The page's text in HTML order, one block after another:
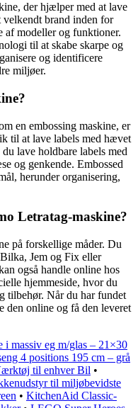
der hjælper med at lave
brand inden for
af modeller og funktioner.
til at skabe skarpe og
og identificere
miljøer.
en embossing maskine, er
til at lave labels med hævet
lave holdbare labels med
og genkende. Embossed
herunder organisering,
Letratag-maskine?
på forskellige måder. Du
Jem og Fix eller
også handle online hos
hjemmeside, hvor du
tilbehør. Når du har fundet
den online og få den leveret
i massiv eg m/glas – 21×30
4 positions 195 cm – grå
til enhver Bil •
til miljøbevidste
• KitchenAid Classic-